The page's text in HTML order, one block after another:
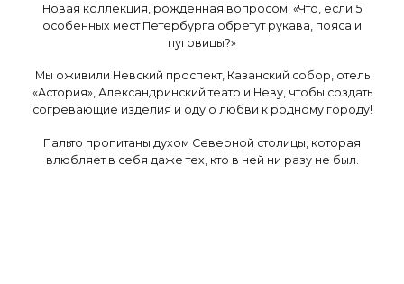
Новая коллекция, рожденная вопросом: «Что, если 5
особенных мест Петербурга обретут рукава, пояса и
пуговицы?»
Мы оживили Невский проспект, Казанский собор, отель
«Астория», Александринский театр и Неву, чтобы создать
согревающие изделия и оду о любви к родному городу!
Пальто пропитаны духом Северной столицы, которая
влюбляет в себя даже тех, кто в ней ни разу не был.